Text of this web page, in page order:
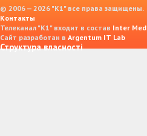
© 2006 — 2026 "K1" все права защищены.
Контакты
Телеканал "К1" входит в состав Inter
Сайт разработан в Argentum IT Lab
Структура власності